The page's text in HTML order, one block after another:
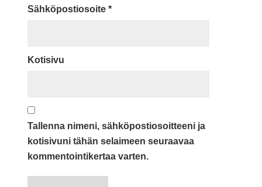
Sähköpostiosoite *
Kotisivu
Tallenna nimeni, sähköpostiosoitteeni ja
kotisivuni tähän selaimeen seuraavaa
kommentointikertaa varten.